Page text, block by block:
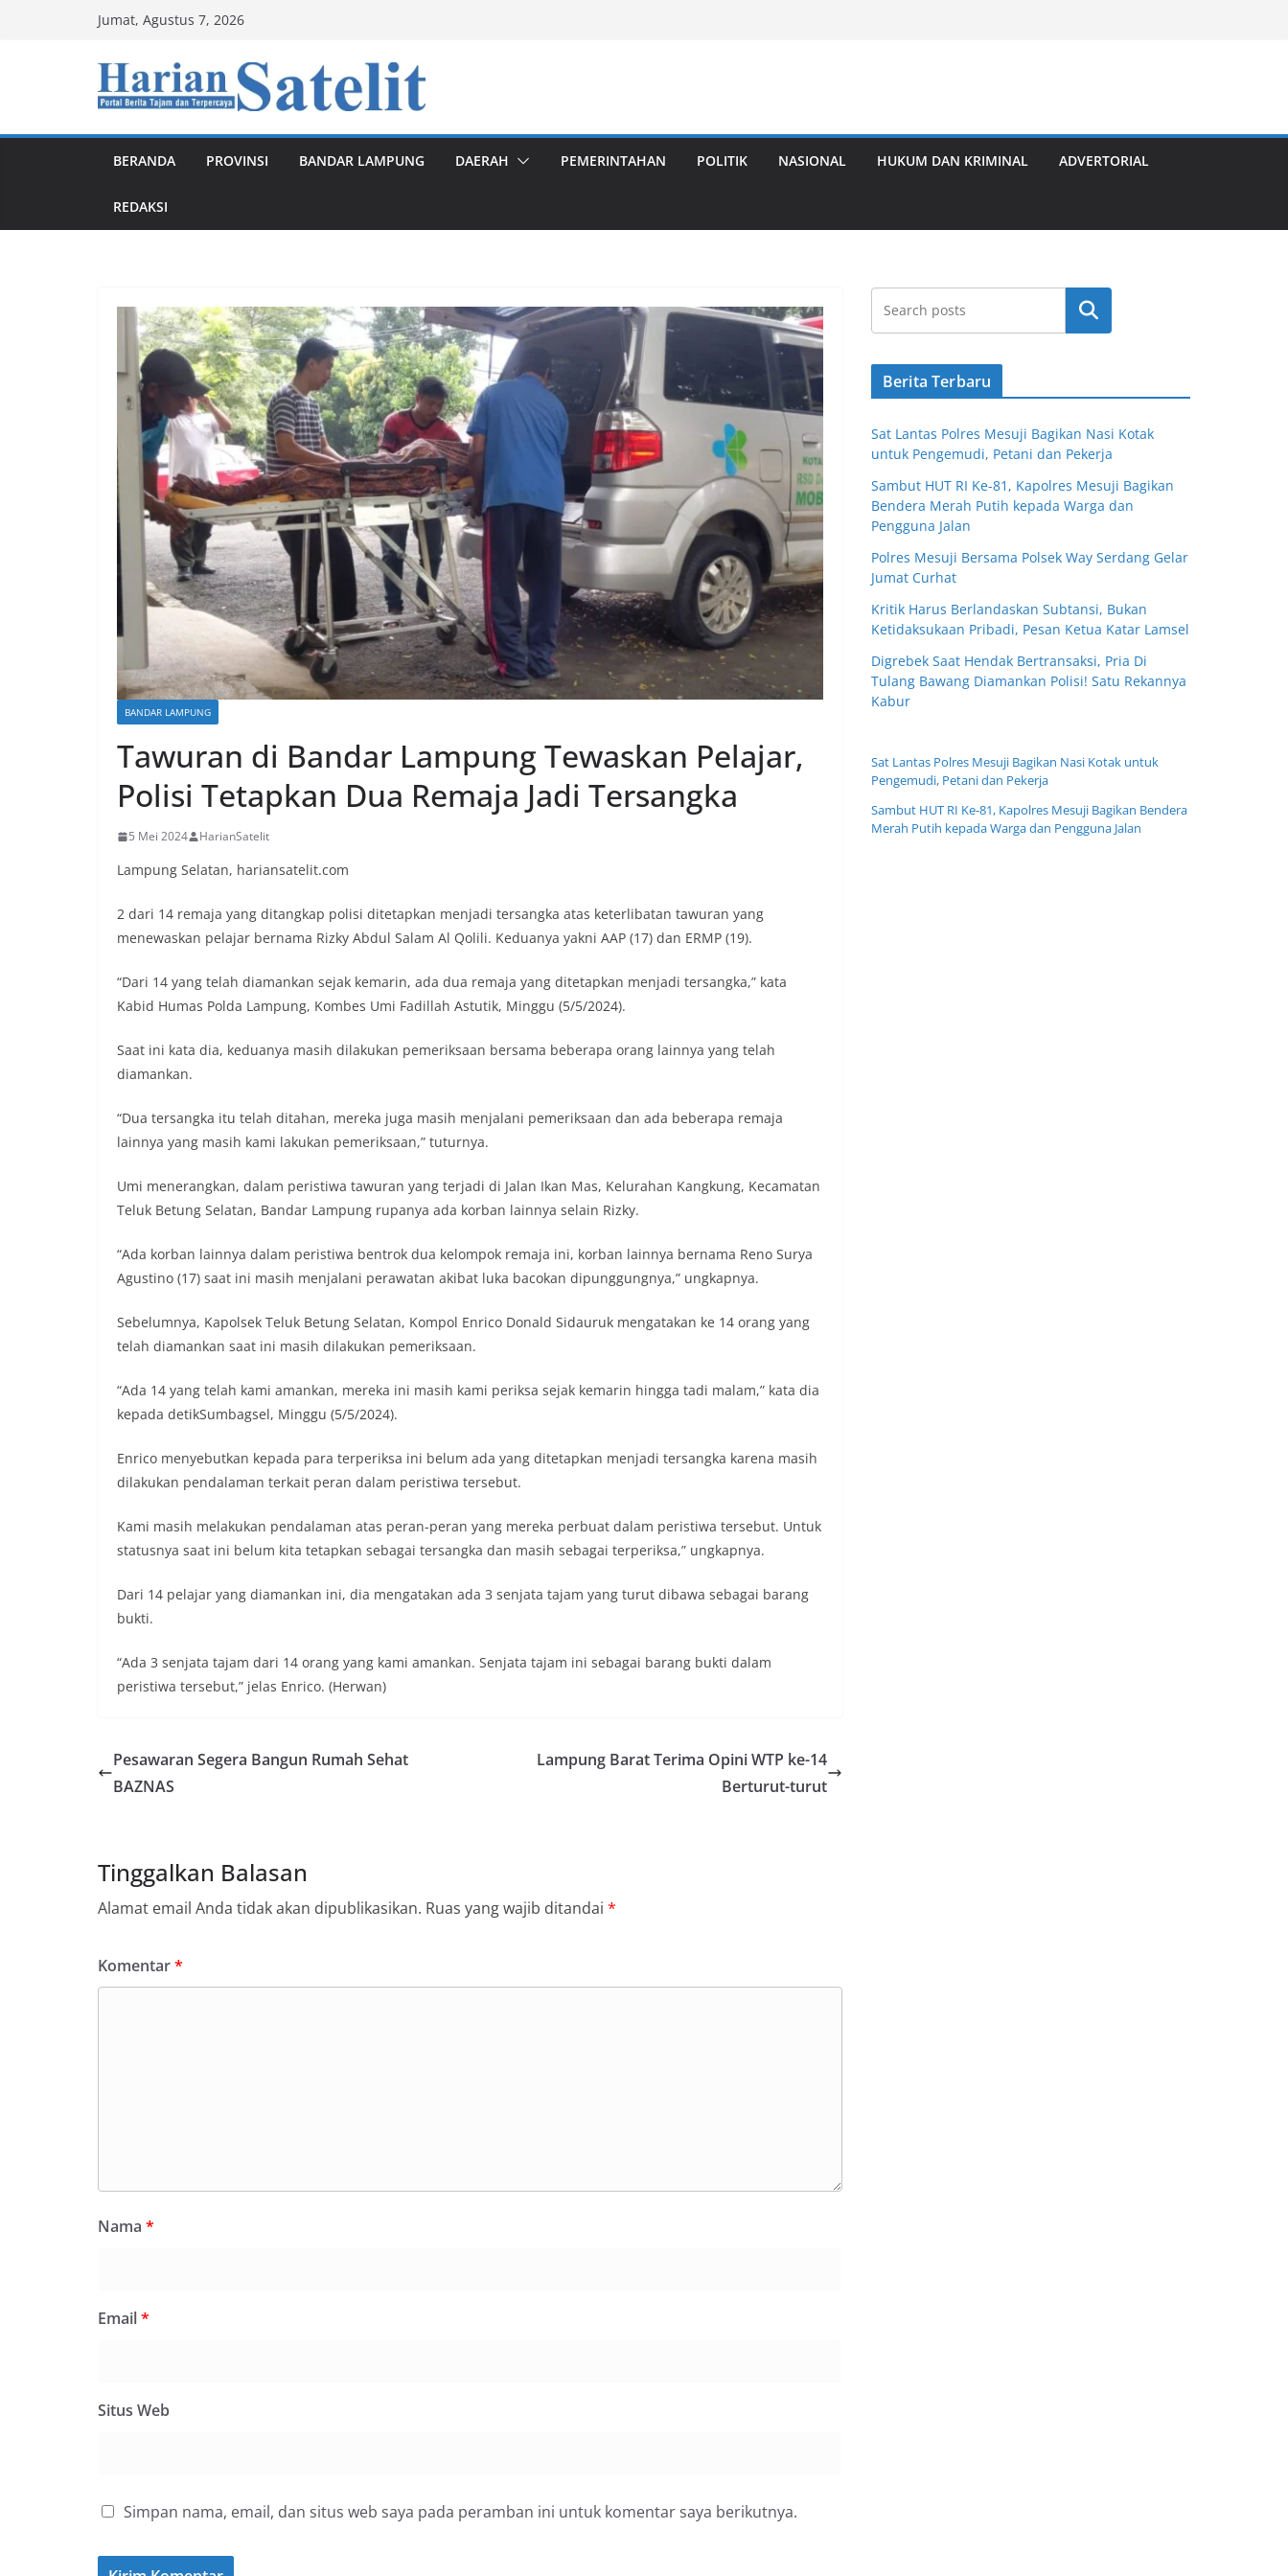
Jumat, Agustus 7, 2026
BERANDA PROVINSI BANDAR LAMPUNG DAERAH PEMERINTAHAN POLITIK NASIONAL HUKUM DAN KRIMINAL ADVERTORIAL
REDAKSI
BANDAR LAMPUNG
Tawuran di Bandar Lampung Tewaskan Pelajar,
Polisi Tetapkan Dua Remaja Jadi Tersangka
5 Mei 2024 HarianSatelit
Lampung Selatan, hariansatelit.com
2 dari 14 remaja yang ditangkap polisi ditetapkan menjadi tersangka atas keterlibatan tawuran yang
menewaskan pelajar bernama Rizky Abdul Salam Al Qolili. Keduanya yakni AAP (17) dan ERMP (19).
“Dari 14 yang telah diamankan sejak kemarin, ada dua remaja yang ditetapkan menjadi tersangka,” kata
Kabid Humas Polda Lampung, Kombes Umi Fadillah Astutik, Minggu (5/5/2024).
Saat ini kata dia, keduanya masih dilakukan pemeriksaan bersama beberapa orang lainnya yang telah
diamankan.
“Dua tersangka itu telah ditahan, mereka juga masih menjalani pemeriksaan dan ada beberapa remaja
lainnya yang masih kami lakukan pemeriksaan,” tuturnya.
Umi menerangkan, dalam peristiwa tawuran yang terjadi di Jalan Ikan Mas, Kelurahan Kangkung, Kecamatan
Teluk Betung Selatan, Bandar Lampung rupanya ada korban lainnya selain Rizky.
“Ada korban lainnya dalam peristiwa bentrok dua kelompok remaja ini, korban lainnya bernama Reno Surya
Agustino (17) saat ini masih menjalani perawatan akibat luka bacokan dipunggungnya,” ungkapnya.
Sebelumnya, Kapolsek Teluk Betung Selatan, Kompol Enrico Donald Sidauruk mengatakan ke 14 orang yang
telah diamankan saat ini masih dilakukan pemeriksaan.
“Ada 14 yang telah kami amankan, mereka ini masih kami periksa sejak kemarin hingga tadi malam,” kata dia
kepada detikSumbagsel, Minggu (5/5/2024).
Enrico menyebutkan kepada para terperiksa ini belum ada yang ditetapkan menjadi tersangka karena masih
dilakukan pendalaman terkait peran dalam peristiwa tersebut.
Kami masih melakukan pendalaman atas peran-peran yang mereka perbuat dalam peristiwa tersebut. Untuk
statusnya saat ini belum kita tetapkan sebagai tersangka dan masih sebagai terperiksa,” ungkapnya.
Dari 14 pelajar yang diamankan ini, dia mengatakan ada 3 senjata tajam yang turut dibawa sebagai barang
bukti.
“Ada 3 senjata tajam dari 14 orang yang kami amankan. Senjata tajam ini sebagai barang bukti dalam
peristiwa tersebut,” jelas Enrico. (Herwan)
Pesawaran Segera Bangun Rumah Sehat
BAZNAS
Lampung Barat Terima Opini WTP ke-14
Berturut-turut
Tinggalkan Balasan
Alamat email Anda tidak akan dipublikasikan. Ruas yang wajib ditandai *
Komentar*
Nama *
Email*
Situs Web
Simpan nama, email, dan situs web saya pada peramban ini untuk komentar saya berikutnya.
Cari
Berita Terbaru
Sat Lantas Polres Mesuji Bagikan Nasi Kotak
untuk Pengemudi, Petani dan Pekerja
Sambut HUT RI Ke-81, Kapolres Mesuji Bagikan
Bendera Merah Putih kepada Warga dan
Pengguna Jalan
Polres Mesuji Bersama Polsek Way Serdang Gelar
Jumat Curhat
Kritik Harus Berlandaskan Subtansi, Bukan
Ketidaksukaan Pribadi, Pesan Ketua Katar Lamsel
Digrebek Saat Hendak Bertransaksi, Pria Di
Tulang Bawang Diamankan Polisi! Satu Rekannya
Kabur
Sat Lantas Polres Mesuji Bagikan Nasi Kotak untuk
Pengemudi, Petani dan Pekerja
Sambut HUT RI Ke-81, Kapolres Mesuji Bagikan Bendera
Merah Putih kepada Warga dan Pengguna Jalan